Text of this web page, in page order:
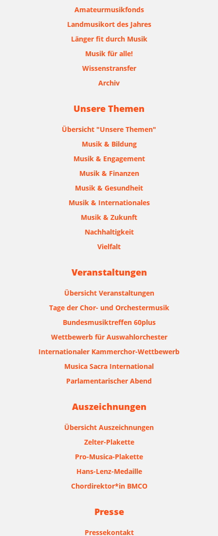
Amateurmusikfonds
Landmusikort des Jahres
Länger fit durch Musik
Musik für alle!
Wissenstransfer
Archiv
Unsere Themen
Übersicht "Unsere Themen"
Musik & Bildung
Musik & Engagement
Musik & Finanzen
Musik & Gesundheit
Musik & Internationales
Musik & Zukunft
Nachhaltigkeit
Vielfalt
Veranstaltungen
Übersicht Veranstaltungen
Tage der Chor- und Orchestermusik
Bundesmusiktreffen 60plus
Wettbewerb für Auswahlorchester
Internationaler Kammerchor-Wettbewerb
Musica Sacra International
Parlamentarischer Abend
Auszeichnungen
Übersicht Auszeichnungen
Zelter-Plakette
Pro-Musica-Plakette
Hans-Lenz-Medaille
Chordirektor*in BMCO
Presse
Pressekontakt